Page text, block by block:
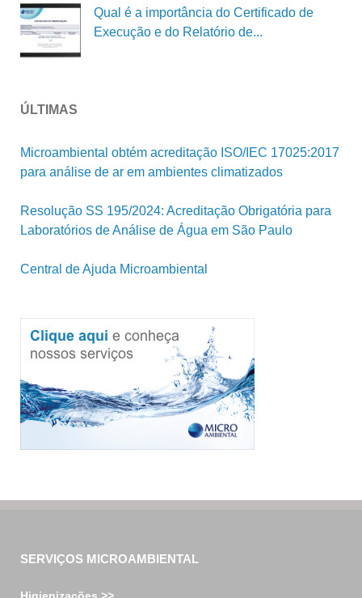
Qual é a importância do Certificado de
Execução e do Relatório de...
ÚLTIMAS
Microambiental obtém acreditação ISO/IEC 17025:2017
para análise de ar em ambientes climatizados
Resolução SS 195/2024: Acreditação Obrigatória para
Laboratórios de Análise de Água em São Paulo
Central de Ajuda Microambiental
SERVIÇOS MICROAMBIENTAL
Higienizações >>